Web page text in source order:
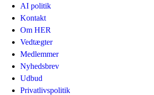
AI politik
Kontakt
Om HER
Vedtægter
Medlemmer
Nyhedsbrev
Udbud
Privatlivspolitik